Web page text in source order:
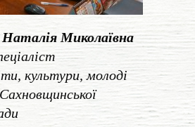
Миколаївна
культури, молоді
Сахновщинської